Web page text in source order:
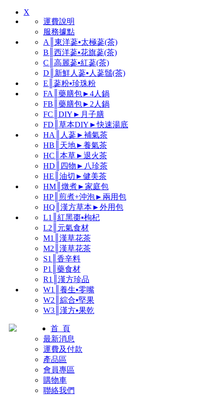
X
運費說明
服務據點
A║東洋蔘▪太極蔘(茶)
B║西洋蔘▪花旗蔘(茶)
C║高麗蔘▪紅蔘(茶)
D║新鮮人蔘▪人蔘鬚(茶)
E║蔘粉▪珍珠粉
FA║藥膳包►4人鍋
FB║藥膳包►2人鍋
FC║DIY►月子膳
FD║草本DIY►快速湯底
HA║人蔘►補氣茶
HB║天地►養氣茶
HC║本草►退火茶
HD║四物►八珍茶
HE║油切►健美茶
HM║燉煮►家庭包
HP║煎煮+沖泡►兩用包
HQ║漢方草本►外用包
L1║紅黑棗▪枸杞
L2║元氣食材
M1║漢草花茶
M2║漢草花茶
S1║香辛料
P1║藥食材
R1║漢方珍品
W1║養生▪零嘴
W2║綜合▪堅果
W3║漢方▪果乾
首 頁
最新消息
運費及付款
產品區
會員專區
購物車
聯絡我們